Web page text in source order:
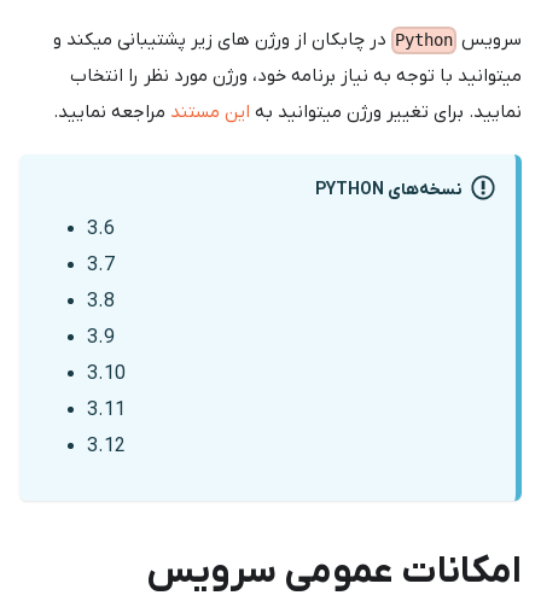
سرویس Python در چابکان از ورژن های زیر پشتیبانی میکند و
میتوانید با توجه به نیاز برنامه خود، ورژن مورد نظر را انتخاب
نمایید. برای تغییر ورژن میتوانید به این مستند مراجعه نمایید.
نسخه‌های PYTHON
3.6
3.7
3.8
3.9
3.10
3.11
3.12
امکانات عمومی سرویس